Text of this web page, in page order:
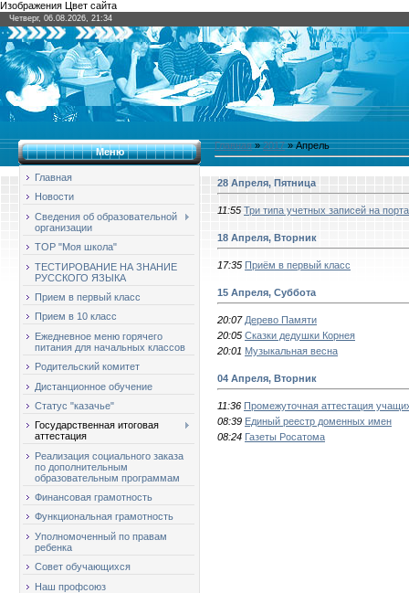
Изображения Цвет сайта
Четверг, 06.08.2026, 21:34
Меню
Главная
Новости
Сведения об образовательной
организации
ТОР "Моя школа"
ТЕСТИРОВАНИЕ НА ЗНАНИЕ
РУССКОГО ЯЗЫКА
Прием в первый класс
Прием в 10 класс
Ежедневное меню горячего
питания для начальных классов
Родительский комитет
Дистанционное обучение
Статус "казачье"
Государственная итоговая
аттестация
Реализация социального заказа
по дополнительным
образовательным программам
Финансовая грамотность
Функциональная грамотность
Уполномоченный по правам
ребенка
Совет обучающихся
Наш профсоюз
Главная»2017 » Апрель
28 Апреля, Пятница
11:55 Три типа учетных записей на
18 Апреля, Вторник
17:35 Приём в первый класс
15 Апреля, Суббота
20:07 Дерево Памяти
20:05 Сказки дедушки Корнея
20:01 Музыкальная весна
04 Апреля, Вторник
11:36 Промежуточная аттестация
08:39 Единый реестр доменных имен
08:24 Газеты Росатома